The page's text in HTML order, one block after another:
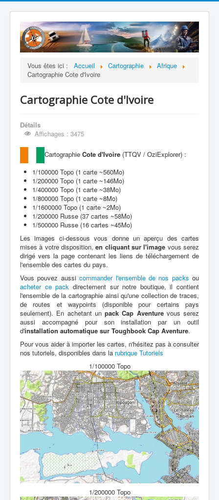
Vous êtes ici : Accueil Cartographie
Afrique
Cartographie Cote d'Ivoire
Cartographie Cote d'Ivoire
Détails
Affichages : 3475
Cartographie Cote d'Ivoire (TTQV / OziExplorer) :
1/100000 Topo (1 carte ~560Mo)
1/200000 Topo (1 carte ~146Mo)
1/400000 Topo (1 carte ~38Mo)
1/800000 Topo (1 carte ~8Mo)
1/1600000 Topo (1 carte ~2Mo)
1/200000 Russe (37 cartes ~58Mo)
1/500000 Russe (16 cartes ~45Mo)
Les images ci-dessous vous donne un aperçu des cartes
mises à votre disposition,en cliquant sur l'image vous serez
dirigé vers la page contenant les liens de téléchargement de
l'ensemble des cartes du pays.
Vous pouvez aussicommander l'ensemble de nos packs ou
acheter ce pack directement sur notre boutique, il contient
l'ensemble de la cartographie ainsi qu'une collection de traces,
de routes et waypoints (disponible pour certains pays
seulement). En achetant un pack Cap Aventurevous serez
aussi accompagné pour son installation par un outil
d'installation automatique sur Toughbook Cap Aventure.
Pour vous aider à importer les cartes, n'hésitez pas à consulter
nos tutoriels, disponibles dans la rubrique Tutoriels
1/100000 Topo
1/200000 Topo